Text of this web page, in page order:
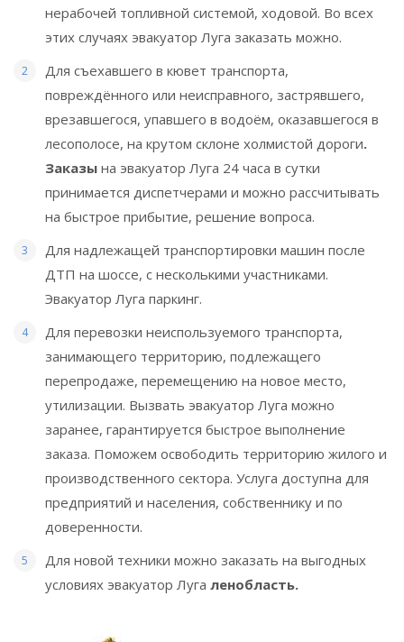
нерабочей топливной системой, ходовой. Во всех
этих случаях эвакуатор Луга заказать можно.
Для съехавшего в кювет транспорта,
повреждённого или неисправного, застрявшего,
врезавшегося, упавшего в водоём, оказавшегося в
лесополосе, на крутом склоне холмистой дороги.
Заказы на эвакуатор Луга 24 часа в сутки
принимается диспетчерами и можно рассчитывать
на быстрое прибытие, решение вопроса.
Для надлежащей транспортировки машин после
ДТП на шоссе, с несколькими участниками.
Эвакуатор Луга паркинг.
Для перевозки неиспользуемого транспорта,
занимающего территорию, подлежащего
перепродаже, перемещению на новое место,
утилизации. Вызвать эвакуатор Луга можно
заранее, гарантируется быстрое выполнение
заказа. Поможем освободить территорию жилого и
производственного сектора. Услуга доступна для
предприятий и населения, собственнику и по
доверенности.
Для новой техники можно заказать на выгодных
условиях эвакуатор Луга ленобласть.